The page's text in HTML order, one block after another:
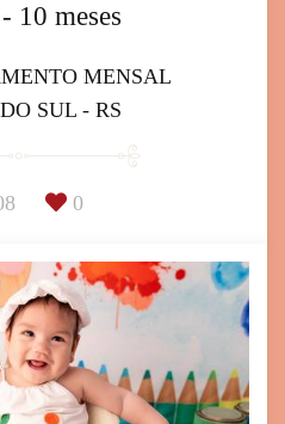
10 meses
MENSAL
SUL - RS
0